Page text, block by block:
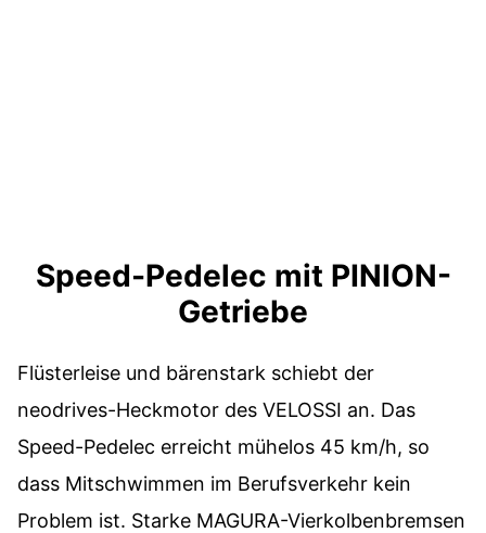
Speed-Pedelec mit PINION-
Getriebe
Flüsterleise und bärenstark schiebt der
neodrives-Heckmotor des VELOSSI an. Das
Speed-Pedelec erreicht mühelos 45 km/h, so
dass Mitschwimmen im Berufsverkehr kein
Problem ist. Starke MAGURA-Vierkolbenbremsen